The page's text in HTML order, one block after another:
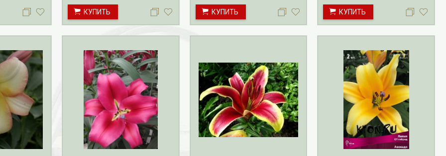
по
производится с сентября по
октябрь.КУПИТЬ
производится с сентября по
октябрь.КУПИТЬ
производится с сентября по
октябрь.КУПИТЬ